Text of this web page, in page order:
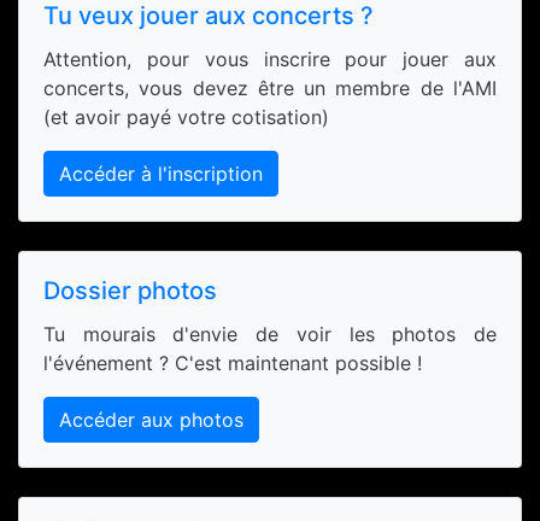
Tu veux jouer aux concerts ?
Attention, pour vous inscrire pour jouer aux
concerts, vous devez être un membre de l'AMI
(et avoir payé votre cotisation)
Accéder à l'inscription
Dossier photos
Tu mourais d'envie de voir les photos de
l'événement ? C'est maintenant possible !
Accéder aux photos